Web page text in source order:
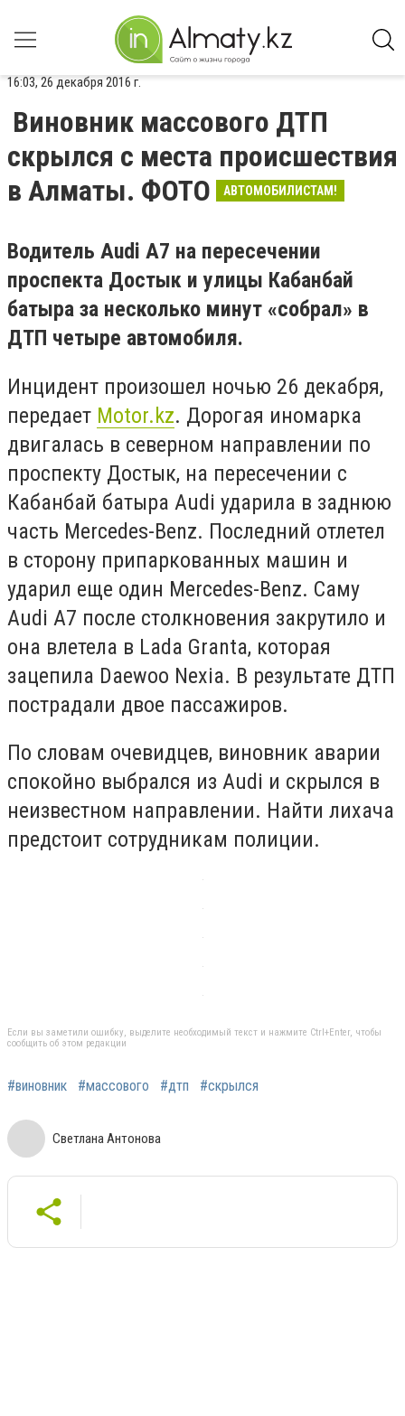
16:03, 26 декабря 2016 г.
Виновник массового ДТП
скрылся с места происшествия
в Алматы. ФОТО
АВТОМОБИЛИСТАМ!
Водитель Audi A7 на пересечении
проспекта Достык и улицы Кабанбай
батыра за несколько минут «собрал» в
ДТП четыре автомобиля.
Инцидент произошел ночью 26 декабря,
передает Motor.kz. Дорогая иномарка
двигалась в северном направлении по
проспекту Достык, на пересечении с
Кабанбай батыра Audi ударила в заднюю
часть Mercedes-Benz. Последний отлетел
в сторону припаркованных машин и
ударил еще один Mercedes-Benz. Саму
Audi A7 после столкновения закрутило и
она влетела в Lada Granta, которая
зацепила Daewoo Nexia. В результате ДТП
пострадали двое пассажиров.
По словам очевидцев, виновник аварии
спокойно выбрался из Audi и скрылся в
неизвестном направлении. Найти лихача
предстоит сотрудникам полиции.
Если вы заметили ошибку, выделите необходимый текст и нажмите Ctrl+Enter, чтобы
сообщить об этом редакции
#виновник #массового #дтп #скрылся
Светлана Антонова